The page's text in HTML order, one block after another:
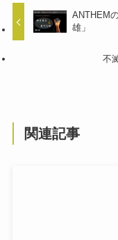
ANTHEM
雄」
不
関連記事